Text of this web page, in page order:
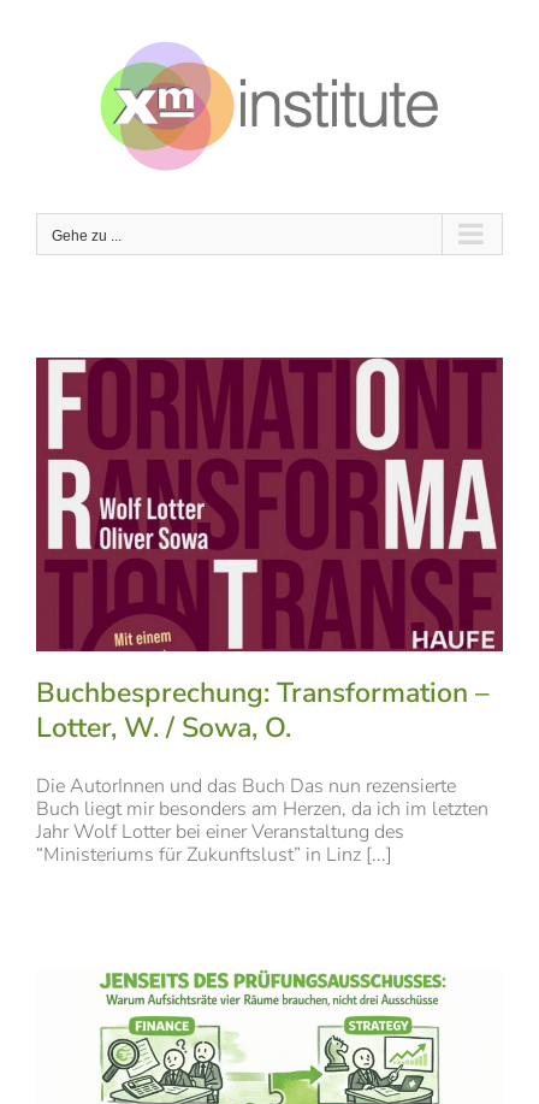
Gehe zu ...
Buchbesprechung: Transformation –
Lotter, W. / Sowa, O.
Die AutorInnen und das Buch Das nun rezensierte
Buch liegt mir besonders am Herzen, da ich im letzten
Jahr Wolf Lotter bei einer Veranstaltung des
“Ministeriums für Zukunftslust” in Linz [...]